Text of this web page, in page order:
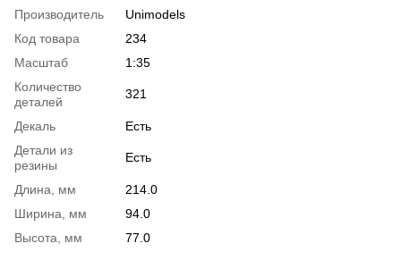
Производитель
Unimodels
Код товара
234
Масштаб
1:35
Количество
деталей
321
Декаль
Есть
Детали из
резины
Есть
Длина, мм
214.0
Ширина, мм
94.0
Высота, мм
77.0